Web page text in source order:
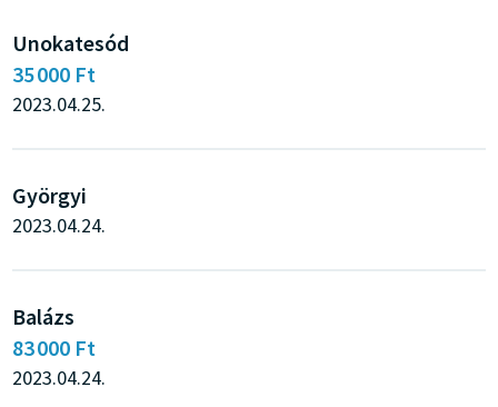
Unokatesód
35 000 Ft
2023.04.25.
Györgyi
2023.04.24.
Balázs
83 000 Ft
2023.04.24.